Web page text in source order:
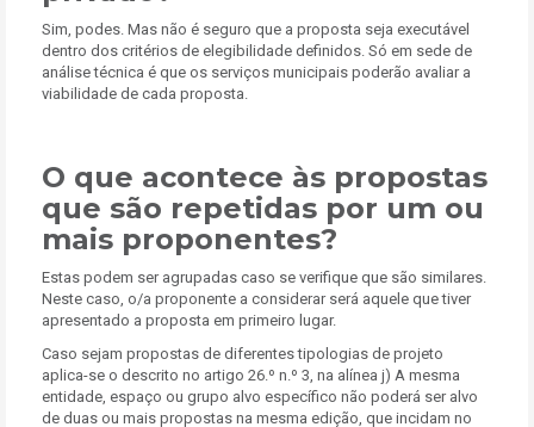
Sim, podes. Mas não é seguro que a proposta seja executável
dentro dos critérios de elegibilidade definidos. Só em sede de
análise técnica é que os serviços municipais poderão avaliar a
viabilidade de cada proposta.
O que acontece às propostas
que são repetidas por um ou
mais proponentes?
Estas podem ser agrupadas caso se verifique que são similares.
Neste caso, o/a proponente a considerar será aquele que tiver
apresentado a proposta em primeiro lugar.
Caso sejam propostas de diferentes tipologias de projeto
aplica-se o descrito no artigo 26.º n.º 3, na alínea j) A mesma
entidade, espaço ou grupo alvo específico não poderá ser alvo
de duas ou mais propostas na mesma edição, que incidam no